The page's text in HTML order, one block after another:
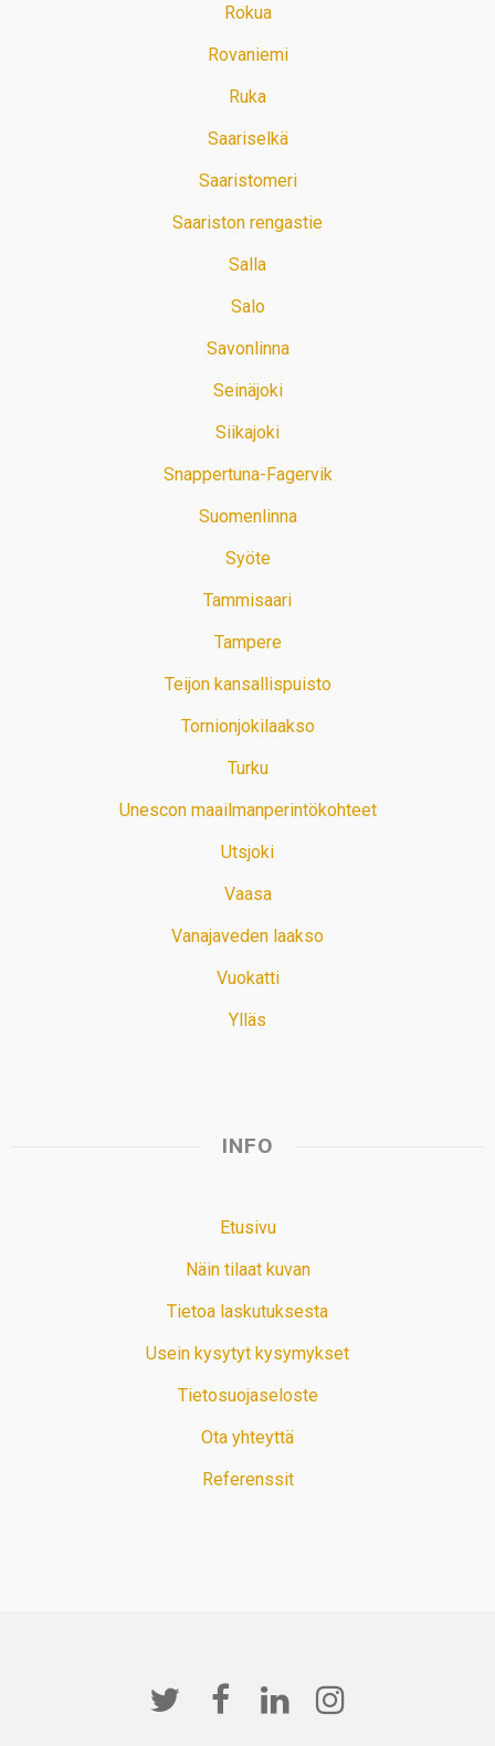
Rokua
Rovaniemi
Ruka
Saariselkä
Saaristomeri
Saariston rengastie
Salla
Salo
Savonlinna
Seinäjoki
Siikajoki
Snappertuna-Fagervik
Suomenlinna
Syöte
Tammisaari
Tampere
Teijon kansallispuisto
Tornionjokilaakso
Turku
Unescon maailmanperintökohteet
Utsjoki
Vaasa
Vanajaveden laakso
Vuokatti
Ylläs
INFO
Etusivu
Näin tilaat kuvan
Tietoa laskutuksesta
Usein kysytyt kysymykset
Tietosuojaseloste
Ota yhteyttä
Referenssit